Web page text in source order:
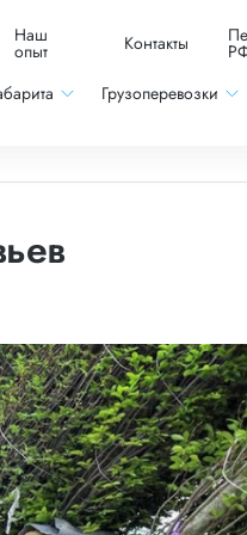
Наш
опыт Контакты
Грузоперевозки